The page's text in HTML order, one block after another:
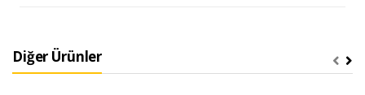
Diğer Ürünler